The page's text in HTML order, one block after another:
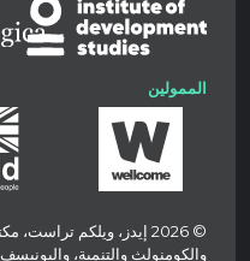
الممولين
© 2026 إيدز، ويلكم
والكومنولث والتنمية، واليونيسف